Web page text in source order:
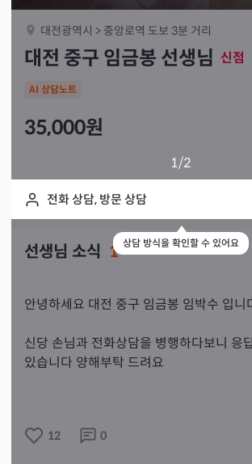
대전광역시 > 중앙로역 도보 3분 거리
대전 중구 임금봉 선생님 신점
AI 상담노트
35,000원
1/2
전화 상담, 방문 상담
상담 방식을 확인할 수 있어요
선생님 소식 1
안녕하세요 대전 중구 임금봉 임박수 입니
신당 손님과 전화상담을 병행하다보니 응
있습니다 양해부탁 드려요
소통하고 5-10분후  상담전화 주시면 감
12 0